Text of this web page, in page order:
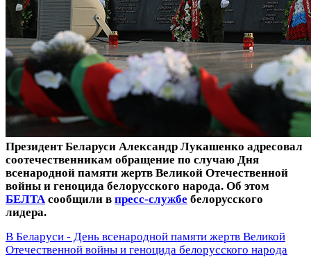
Президент Беларуси Александр Лукашенко адресовал
соотечественникам обращение по случаю Дня
всенародной памяти жертв Великой Отечественной
войны и геноцида белорусского народа. Об этом
БЕЛТАсообщили в пресс-службе белорусского
лидера.
В Беларуси - День всенародной памяти жертв Великой
Отечественной войны и геноцида белорусского народа